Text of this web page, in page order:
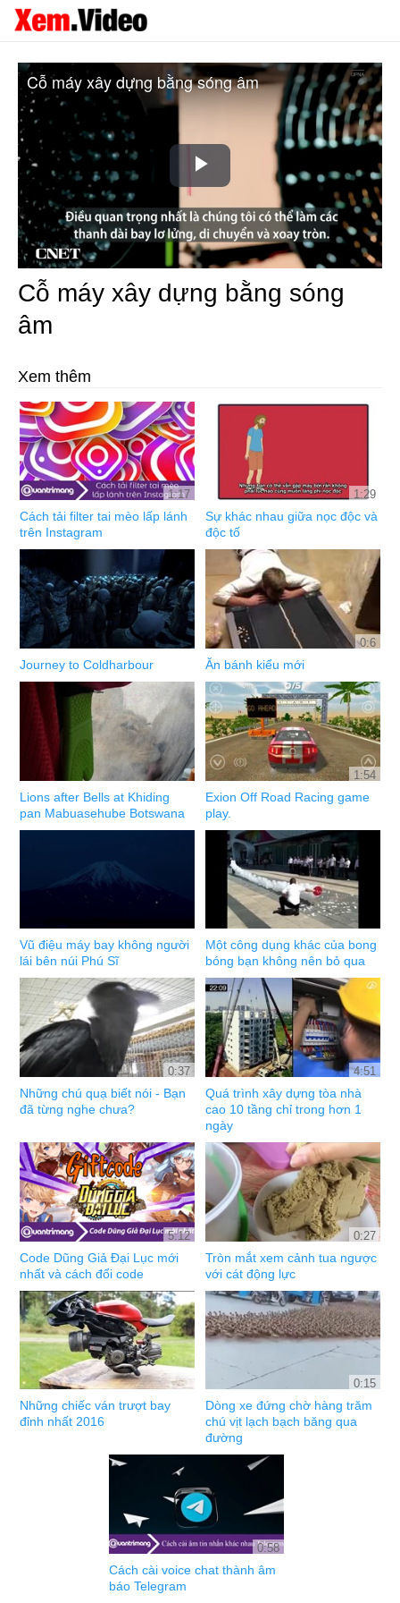
Play
Video
Cỗ máy xây dựng bằng sóng âm
Cỗ máy xây dựng bằng sóng
âm
Xem thêm
1:17
Cách tải filter tai mèo lấp lánh
trên Instagram
1:29
Sự khác nhau giữa nọc độc và
độc tố
Journey to Coldharbour
0:6
Ăn bánh kiểu mới
Lions after Bells at Khiding
pan Mabuasehube Botswana
1:54
Exion Off Road Racing game
play.
Vũ điệu máy bay không người
lái bên núi Phú Sĩ
Một công dụng khác của bong
bóng bạn không nên bỏ qua
0:37
Những chú quạ biết nói - Bạn
đã từng nghe chưa?
4:51
Quá trình xây dựng tòa nhà
cao 10 tầng chỉ trong hơn 1
ngày
5:12
Code Dũng Giả Đại Lục mới
nhất và cách đổi code
0:27
Tròn mắt xem cảnh tua ngược
với cát động lực
Những chiếc ván trượt bay
đỉnh nhất 2016
0:15
Dòng xe đứng chờ hàng trăm
chú vịt lạch bạch băng qua
đường
0:58
Cách cài voice chat thành âm
báo Telegram